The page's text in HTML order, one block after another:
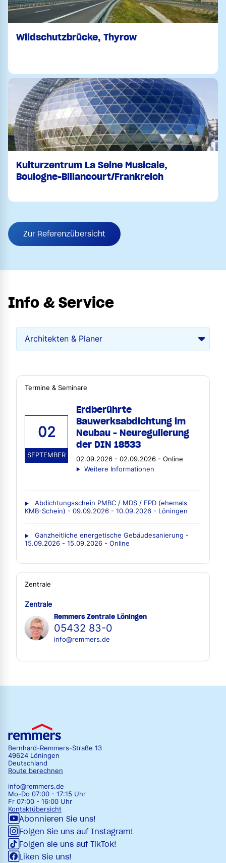
Wildschutzbrücke, Thyrow
Kulturzentrum La Seine Musicale,
Boulogne-Billancourt/Frankreich
Zur Referenzübersicht
Info & Service
Termine & Seminare
02
SEPTEMBER
Erdberührte
Bauwerksabdichtung im
Neubau - Neuregulierung
der DIN 18533
02.09.2026 - 02.09.2026 - Online
Weitere Informationen
Abdichtungsschein PMBC / MDS / FPD (ehemals
KMB-Schein) - 09.09.2026 - 10.09.2026 - Löningen
Ganzheitliche energetische Gebäudesanierung -
15.09.2026 - 15.09.2026 - Online
Zentrale
Zentrale
Remmers Zentrale Löningen
05432 83-0
info@remmers.de
Bernhard-Remmers-Straße 13
49624 Löningen
Deutschland
Route berechnen
info@remmers.de
Mo-Do 07:00 - 17:15 Uhr
Fr 07:00 - 16:00 Uhr
Kontaktübersicht
Abonnieren Sie uns!
Folgen Sie uns auf Instagram!
Folgen sie uns auf TikTok!
Liken Sie uns!